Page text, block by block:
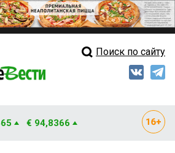
Свежий выпускПоиск по сайту
€ 94,8366